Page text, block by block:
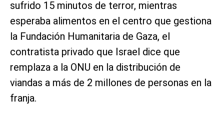
sufrido 15 minutos de terror, mientras
esperaba alimentos en el centro que gestiona
la Fundación Humanitaria de Gaza, el
contratista privado que Israel dice que
remplaza a la ONU en la distribución de
viandas a más de 2 millones de personas en la
franja.